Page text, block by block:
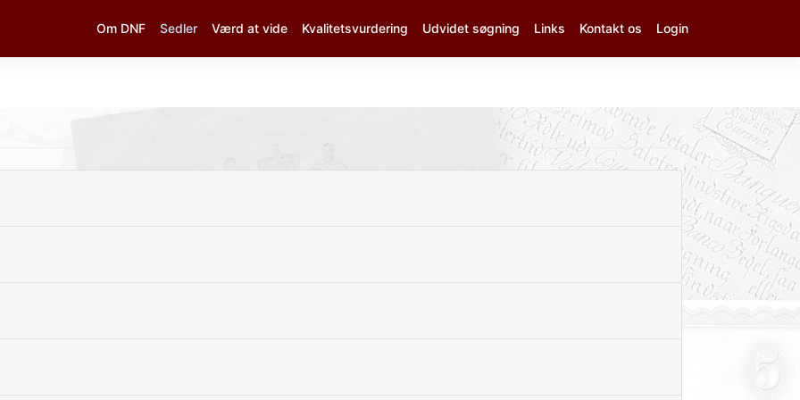
Om DNF Sedler Værd at vide Kvalitetsvurdering Udvidet søgning Links Kontakt os Login